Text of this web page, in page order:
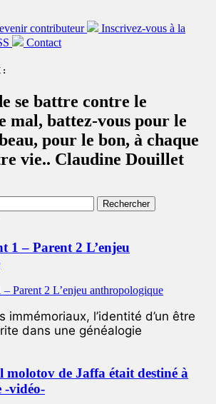
contributeur
Inscrivez-vous à la
Contact
:
se battre contre le
mal, battez-vous pour le
pour le bon, à chaque
vie.. Claudine Douillet
1 – Parent 2 L’enjeu
immémoriaux, l’identité d’un être
dans une généalogie
molotov de Jaffa était destiné à
-vidéo-